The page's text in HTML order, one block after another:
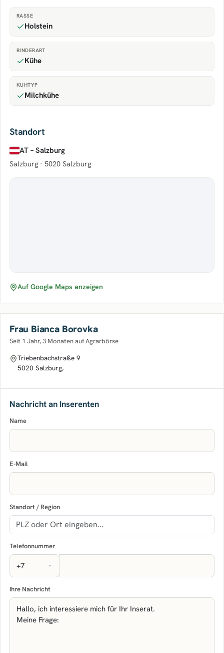
RASSE
Holstein
RINDERART
Kühe
KUHTYP
Milchkühe
Standort
AT – Salzburg
Salzburg · 5020 Salzburg
Auf Google Maps anzeigen
Frau Bianca Borovka
Seit 1 Jahr, 3 Monaten auf Agrarbörse
Triebenbachstraße 9
5020 Salzburg,
Nachricht an Inserenten
Name
E-Mail
Standort / Region
Telefonnummer
Ihre Nachricht